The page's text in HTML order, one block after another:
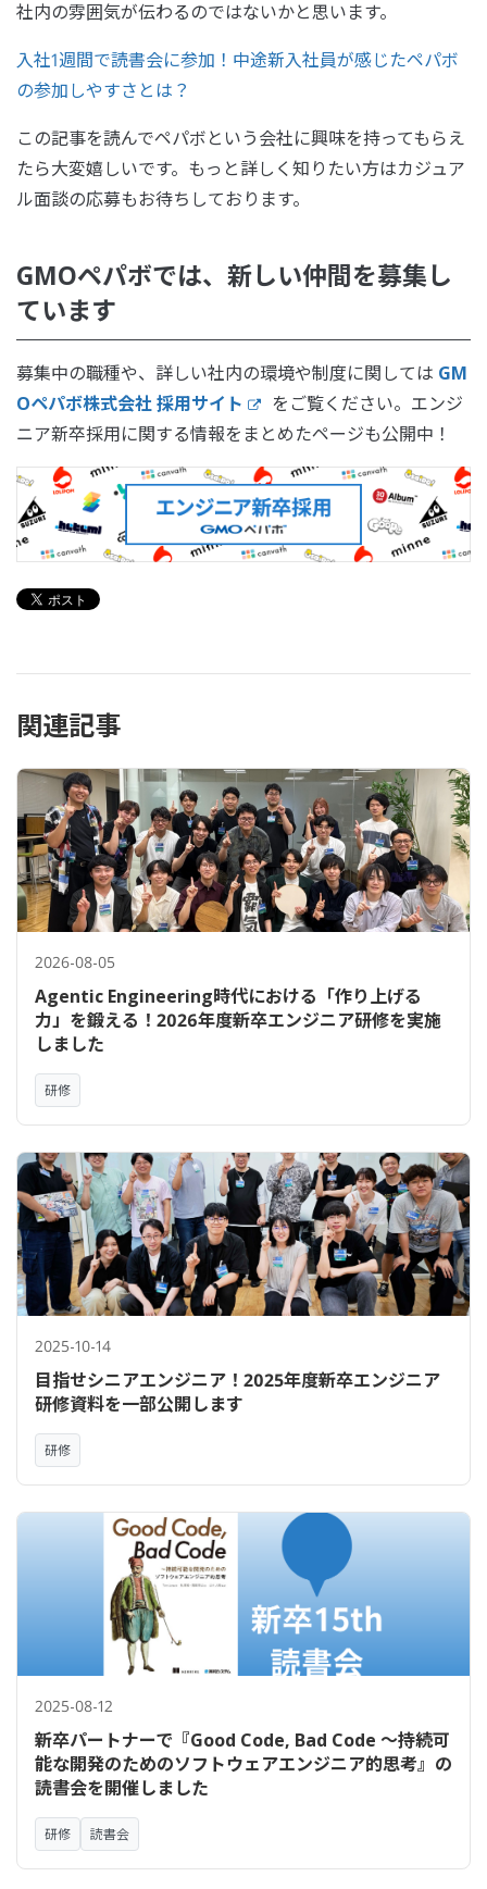
社内の雰囲気が伝わるのではないかと思います。
入社1週間で読書会に参加！中途新入社員が感じたペパボ
の参加しやすさとは？
この記事を読んでペパボという会社に興味を持ってもらえ
たら大変嬉しいです。もっと詳しく知りたい方はカジュア
ル面談の応募もお待ちしております。
GMOペパボでは、新しい仲間を募集し
ています
募集中の職種や、詳しい社内の環境や制度に関しては GM
Oペパボ株式会社 採用サイト
をご覧ください。エンジ
ニア新卒採用に関する情報をまとめたページも公開中！
関連記事
2026-08-05
Agentic Engineering時代における「作り上げる
力」を鍛える！2026年度新卒エンジニア研修を実施
しました
研修
2025-10-14
目指せシニアエンジニア！2025年度新卒エンジニア
研修資料を一部公開します
研修
2025-08-12
新卒パートナーで『Good Code, Bad Code ～持続可
能な開発のためのソフトウェアエンジニア的思考』の
読書会を開催しました
研修 読書会